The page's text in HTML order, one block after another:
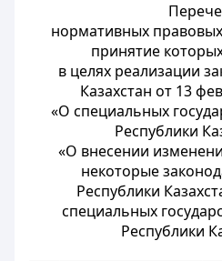
нормативных
принятие
в целях реализации
Казахстан от 13
«О специальных
Республики
«О внесении
некоторые
Республики
специальных
Республики